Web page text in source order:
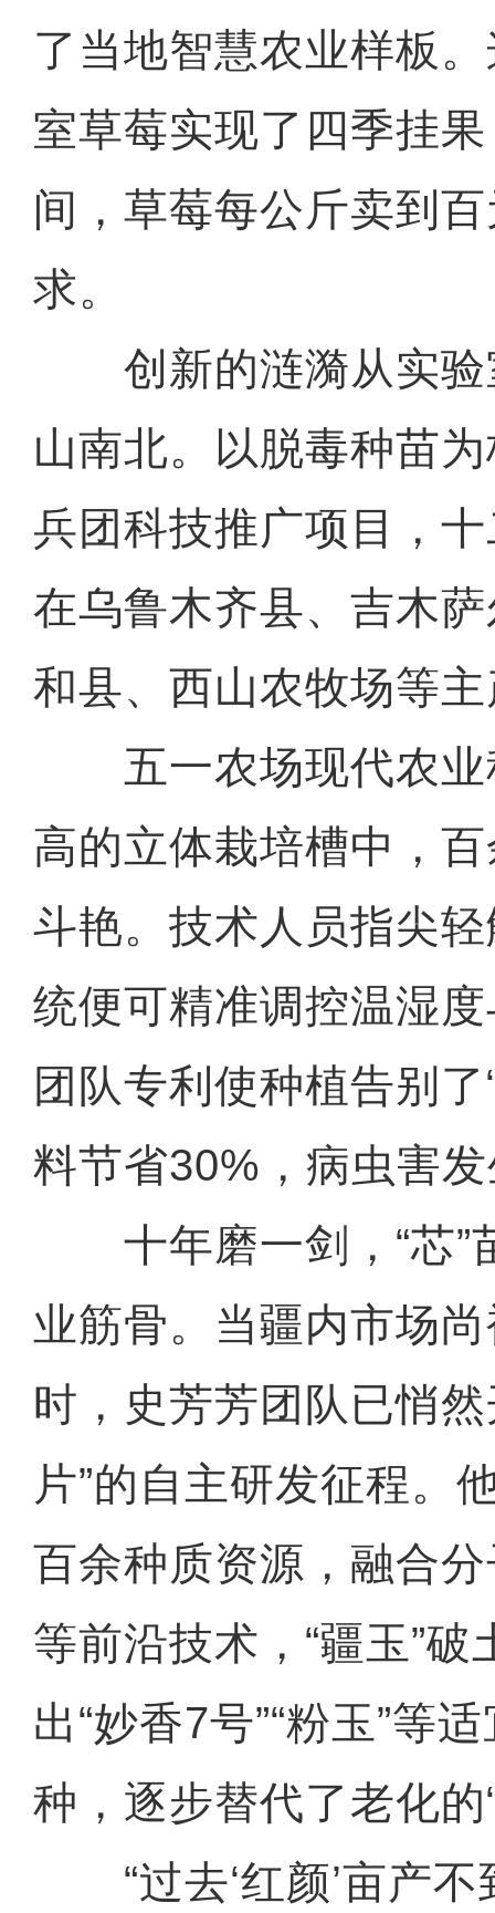
了当地智慧农业样板
室草莓实现了四季挂
间，草莓每公斤卖到
求。
创新的涟漪从实验
山南北。以脱毒种苗
兵团科技推广项目，
在乌鲁木齐县、吉木
和县、西山农牧场等
五一农场现代农业
高的立体栽培槽中，
斗艳。技术人员指尖
统便可精准调控温湿
团队专利使种植告别了
料节省30%，病虫害
十年磨一剑，“芯”
业筋骨。当疆内市场
时，史芳芳团队已悄
片”的自主研发征程。
百余种质资源，融合
等前沿技术，“疆玉”
出“妙香7号”“粉玉”等
种，逐步替代了老化的
“过去‘红颜’亩产不